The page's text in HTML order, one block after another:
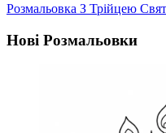
Розмальовка З Трійцею
Нові Розмальовки